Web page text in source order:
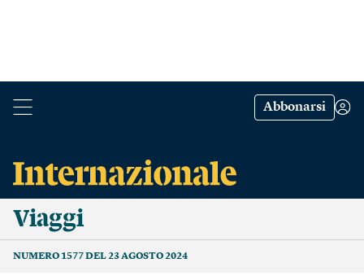
Abbonarsi
Viaggi
NUMERO 1577 DEL 23 AGOSTO 2024